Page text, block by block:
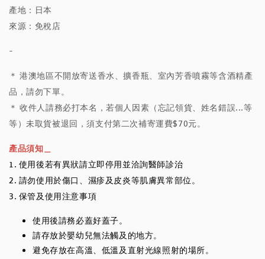
產地：日本
來源：免稅店
-
＊ 港澳地區不開放寄送香水、擴香瓶、室內芳香噴霧等含酒精產
品，請勿下單。
＊ 收件人請務必打本名，若個人因素（忘記領貨、姓名錯誤...等
等）未取貨被退回，須支付第二次補寄運費$70元。
產品須知＿
1. 使用後若有異狀請立即停用並洽詢醫師診治
2. 請勿使用於傷口、濕疹及皮炎等肌膚異常部位。
3. 保管及使用注意事項
使用後請務必蓋好蓋子。
請存放於嬰幼兒無法觸及的地方。
避免存放在高溫、低溫及直射光線照射的場所。